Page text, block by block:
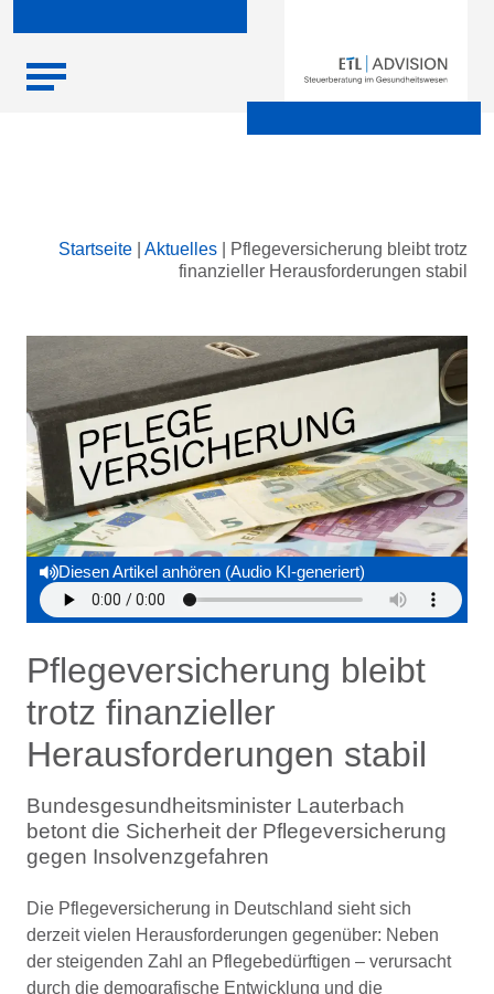
Startseite Aktuelles
Pflegeversicherung bleibt trotz
finanzieller Herausforderungen stabil
Diesen Artikel anhören (Audio KI-generiert)
Pflegeversicherung bleibt
trotz finanzieller
Herausforderungen stabil
Bundesgesundheitsminister Lauterbach
betont die Sicherheit der Pflegeversicherung
gegen Insolvenzgefahren
Die Pflegeversicherung in Deutschland sieht sich
derzeit vielen Herausforderungen gegenüber: Neben
der steigenden Zahl an Pflegebedürftigen – verursacht
durch die demografische Entwicklung und die